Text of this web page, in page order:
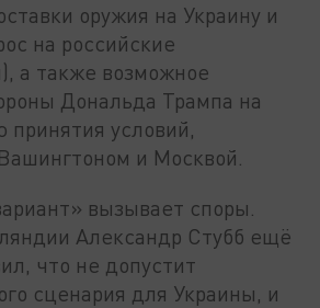
оружия на Украину и
на российские
а также возможное
Дональда Трампа на
принятия условий,
и Москвой.
вызывает споры.
Александр Стубб ещё
что не допустит
сценария для Украины, и